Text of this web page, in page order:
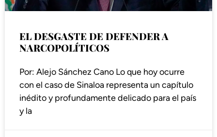
EL DESGASTE DE DEFENDER A
NARCOPOLÍTICOS
Por: Alejo Sánchez Cano Lo que hoy ocurre
con el caso de Sinaloa representa un capítulo
inédito y profundamente delicado para el país
y la